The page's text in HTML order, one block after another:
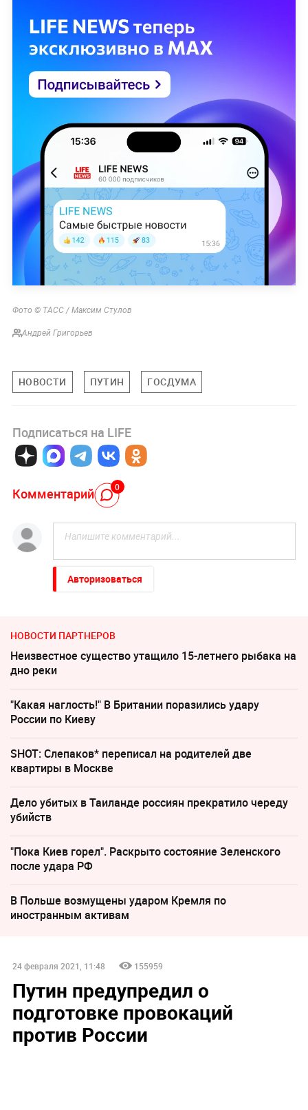
Фото © ТАСС / Максим Стулов
Андрей Григорьев
НОВОСТИ ПУТИН ГОСДУМА
Подписаться на LIFE
Комментарий 0
Авторизоваться
НОВОСТИ ПАРТНЕРОВ
Неизвестное существо утащило 15-летнего рыбака на
дно реки
"Какая наглость!" В Британии поразились удару
России по Киеву
SHOT: Слепаков* переписал на родителей две
квартиры в Москве
Дело убитых в Таиланде россиян прекратило череду
убийств
"Пока Киев горел". Раскрыто состояние Зеленского
после удара РФ
В Польше возмущены ударом Кремля по
иностранным активам
24 февраля 2021, 11:48 155959
Путин предупредил о
подготовке провокаций
против России